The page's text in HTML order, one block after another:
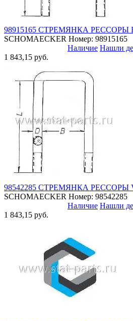
98915165 СТРЕМЯНКА РЕССОРЫ
SCHOMAECKER Номер: 98915165
Наличие Нашли
1 843,15 руб.
98542285 СТРЕМЯНКА РЕССОРЫ
SCHOMAECKER Номер: 98542285
Наличие Нашли
1 843,15 руб.